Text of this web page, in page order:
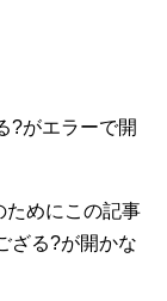
?がエラーで開
ためにこの記事
ざる?が開かな